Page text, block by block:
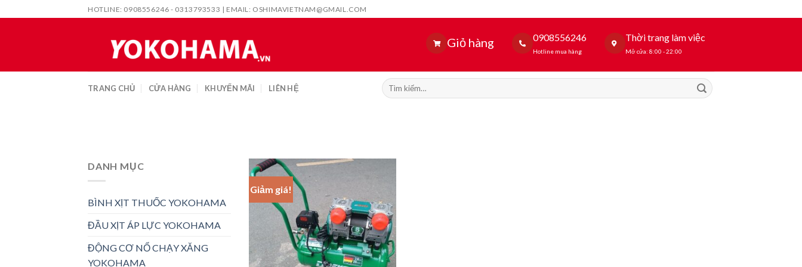
to
HOTLINE: 0908556246 - 0313793533 | EMAIL: OSHIMAVIETNAM@GMAIL.COM
Giỏ hàng 0908556246
Hotline mua hàng
Thời trang làm việc
Mở cửa: 8:00 - 22:00
TRANG CHỦ CỬA HÀNG KHUYẾN MÃI LIÊN HỆ
Tìm
kiếm:
DANH MỤC
BÌNH XỊT THUỐC YOKOHAMA
ĐẦU XỊT ÁP LỰC YOKOHAMA
ĐỘNG CƠ NỔ CHẠY XĂNG
YOKOHAMA
Giảm giá!